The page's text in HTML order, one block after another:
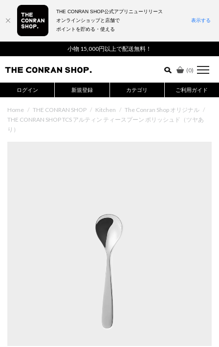
小物 15,000円以上で配送無料！
(0)
ログイン 新規登録 カテゴリ ご利用ガイド
詳細検索はこちら
Home / THE CONRAN SHOP / Kitchen / The Conran Shop オリジナル /
THE CONRAN SHOP TCS アルティン ティースプーン ポリッシュド（ツヤあ
り）
THE CONRAN SHOP公式アプリニューリリース
オンラインショップと店舗で
ポイントを貯める・使える
表示する